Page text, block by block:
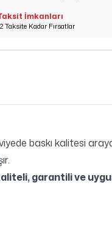
İmkanları
Taksite Kadar Fırsatlar
baskı kalitesi
garantili ve